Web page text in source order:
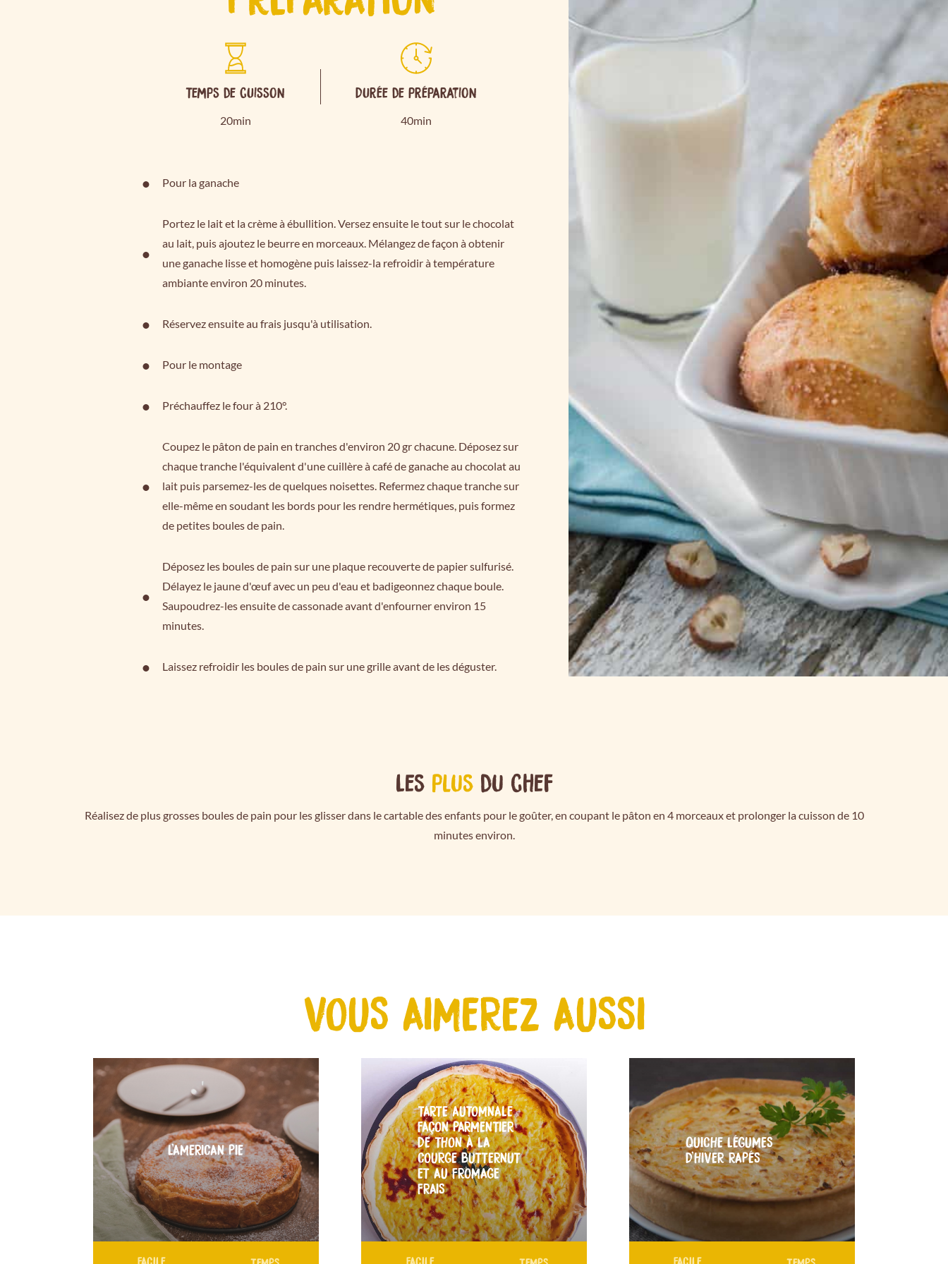
Temps de cuisson
20min
Durée de préparation
40min
Pour la ganache
Portez le lait et la crème à ébullition. Versez ensuite le tout sur le chocolat
au lait, puis ajoutez le beurre en morceaux. Mélangez de façon à obtenir
une ganache lisse et homogène puis laissez-la refroidir à température
ambiante environ 20 minutes.
Réservez ensuite au frais jusqu'à utilisation.
Pour le montage
Préchauffez le four à 210°.
Coupez le pâton de pain en tranches d'environ 20 gr chacune. Déposez sur
chaque tranche l'équivalent d'une cuillère à café de ganache au chocolat au
lait puis parsemez-les de quelques noisettes. Refermez chaque tranche sur
elle-même en soudant les bords pour les rendre hermétiques, puis formez
de petites boules de pain.
Déposez les boules de pain sur une plaque recouverte de papier sulfurisé.
Délayez le jaune d'œuf avec un peu d'eau et badigeonnez chaque boule.
Saupoudrez-les ensuite de cassonade avant d'enfourner environ 15
minutes.
Laissez refroidir les boules de pain sur une grille avant de les déguster.
Les plusdu chef
Réalisez de plus grosses boules de pain pour les glisser dans le cartable des enfants pour le goûter, en coupant le pâton en 4 morceaux et prolonger la cuisson de 10
minutes environ.
VOUS AIMEREZ AUSSI
L’AMERICAN PIE
FACILE TEMPS
TARTE AUTOMNALE
FAÇON PARMENTIER
DE THON À LA
COURGE BUTTERNUT
ET AU FROMAGE
FRAIS
FACILE TEMPS
QUICHE LÉGUMES
D’HIVER RAPÉS
FACILE TEMPS